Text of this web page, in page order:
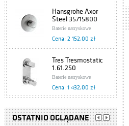
Hansgrohe Axor
Steel 35715800
Baterie natryskowe
Cena: 2 152,00 zł
Tres Tresmostatic
1.61.250
Baterie natryskowe
Cena: 1 432,00 zł
Kludi Kido
397190575
OSTATNIO OGLĄDANE